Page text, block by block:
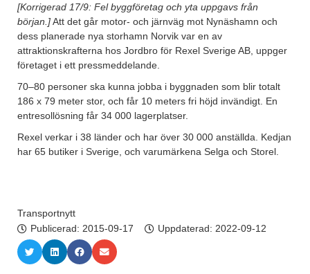
[Korrigerad 17/9: Fel byggföretag och yta uppgavs från
början.]Att det går motor- och järnväg mot Nynäshamn och
dess planerade nya storhamn Norvik var en av
attraktionskrafterna hos Jordbro för Rexel Sverige AB, uppger
företaget i ett pressmeddelande.
70–80 personer ska kunna jobba i byggnaden som blir totalt
186 x 79 meter stor, och får 10 meters fri höjd invändigt. En
entresollösning får 34 000 lagerplatser.
Rexel verkar i 38 länder och har över 30 000 anställda. Kedjan
har 65 butiker i Sverige, och varumärkena Selga och Storel.
Transportnytt
Publicerad: 2015-09-17 Uppdaterad: 2022-09-12